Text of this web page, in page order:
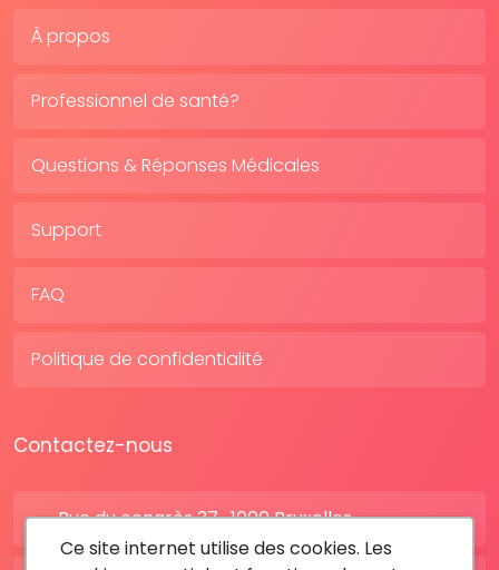
À propos
Professionnel de santé?
Questions & Réponses Médicales
Support
FAQ
Politique de confidentialité
Contactez-nous
Rue du congrès 37 , 1000 Bruxelles
Ce site internet utilise des cookies. Les